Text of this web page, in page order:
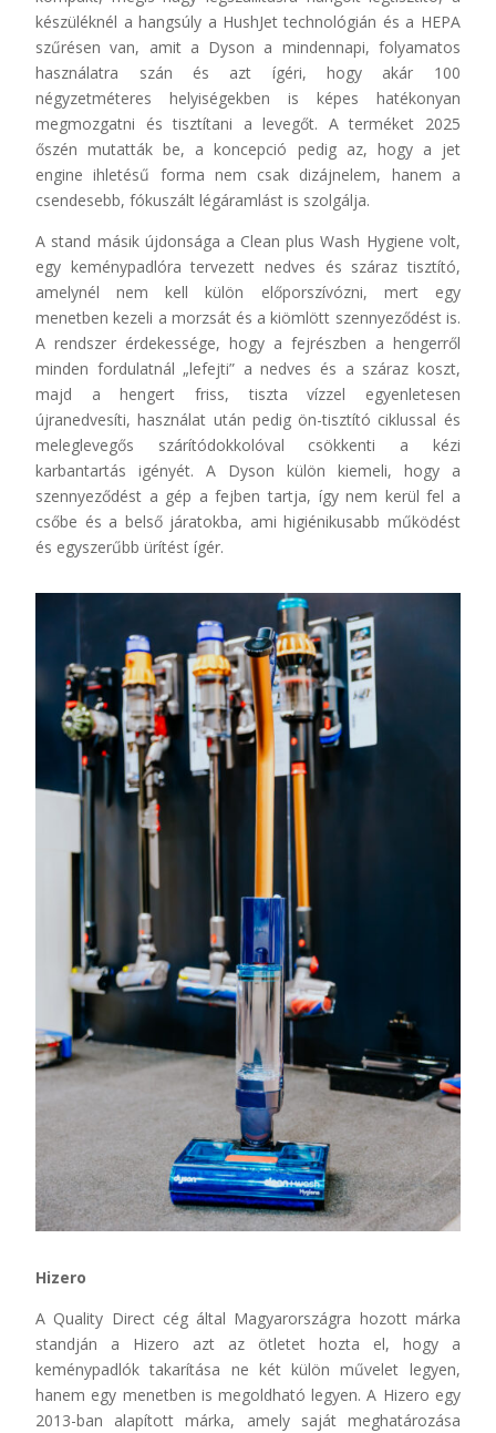
készüléknél a hangsúly a HushJet technológián és a HEPA
szűrésen van, amit a Dyson a mindennapi, folyamatos
használatra szán és azt ígéri, hogy akár 100
négyzetméteres helyiségekben is képes hatékonyan
megmozgatni és tisztítani a levegőt. A terméket 2025
őszén mutatták be, a koncepció pedig az, hogy a jet
engine ihletésű forma nem csak dizájnelem, hanem a
csendesebb, fókuszált légáramlást is szolgálja.
A stand másik újdonsága a Clean plus Wash Hygiene volt,
egy keménypadlóra tervezett nedves és száraz tisztító,
amelynél nem kell külön előporszívózni, mert egy
menetben kezeli a morzsát és a kiömlött szennyeződést is.
A rendszer érdekessége, hogy a fejrészben a hengerről
minden fordulatnál „lefejti” a nedves és a száraz koszt,
majd a hengert friss, tiszta vízzel egyenletesen
újranedvesíti, használat után pedig ön-tisztító ciklussal és
meleglevegős szárítódokkolóval csökkenti a kézi
karbantartás igényét. A Dyson külön kiemeli, hogy a
szennyeződést a gép a fejben tartja, így nem kerül fel a
csőbe és a belső járatokba, ami higiénikusabb működést
és egyszerűbb ürítést ígér.
Hizero
A Quality Direct cég által Magyarországra hozott márka
standján a Hizero azt az ötletet hozta el, hogy a
keménypadlók takarítása ne két külön művelet legyen,
hanem egy menetben is megoldható legyen. A Hizero egy
2013-ban alapított márka, amely saját meghatározása